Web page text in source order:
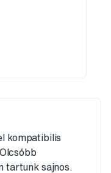
kompatibilis
tartunk sajnos.